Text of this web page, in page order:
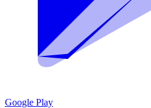
Google Play